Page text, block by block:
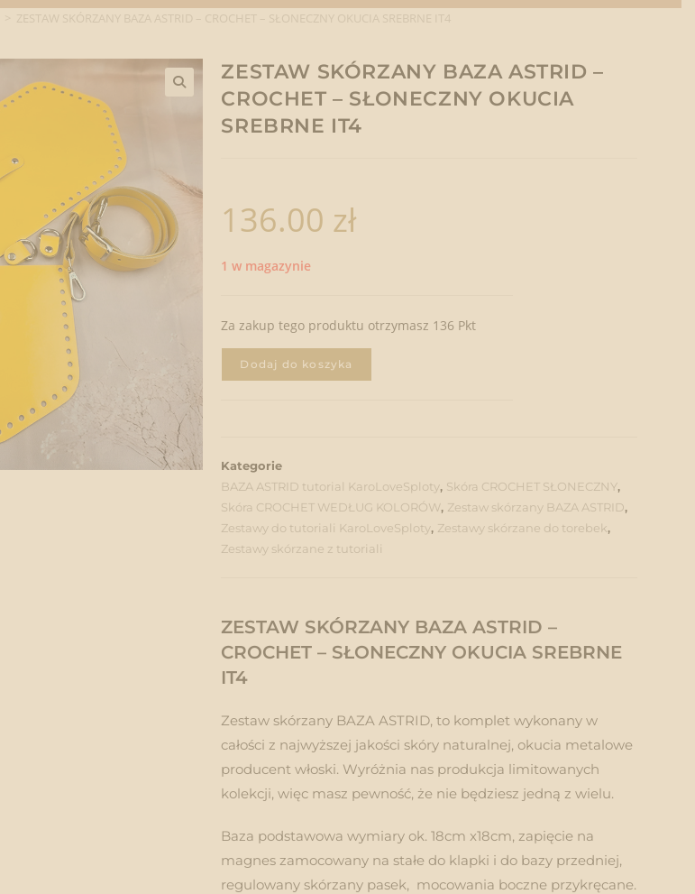
ZESTAW SKÓRZANY BAZA ASTRID –
CROCHET – SŁONECZNY OKUCIA
SREBRNE IT4
136.00 zł
1 w magazynie
Za zakup tego produktu otrzymasz 136 Pkt
Dodaj do koszyka
Kategorie
BAZA ASTRID tutorial KaroLoveSploty, Skóra CROCHET SŁONECZNY,
Skóra CROCHET WEDŁUG KOLORÓW, Zestaw skórzany BAZA ASTRID,
Zestawy do tutoriali KaroLoveSploty, Zestawy skórzane do torebek,
Zestawy skórzane z tutoriali
ZESTAW SKÓRZANY BAZA ASTRID –
CROCHET – SŁONECZNY OKUCIA SREBRNE
IT4
Zestaw skórzany BAZA ASTRID, to komplet wykonany w
całości z najwyższej jakości skóry naturalnej, okucia metalowe
producent włoski. Wyróżnia nas produkcja limitowanych
kolekcji, więc masz pewność, że nie będziesz jedną z wielu.
Baza podstawowa wymiary ok. 18cm x18cm, zapięcie na
magnes zamocowany na stałe do klapki i do bazy przedniej,
regulowany skórzany pasek, mocowania boczne przykręcane.